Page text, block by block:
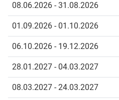
08.06.2026 - 31.08.2026
01.09.2026 - 01.10.2026
06.10.2026 - 19.12.2026
28.01.2027 - 04.03.2027
08.03.2027 - 24.03.2027